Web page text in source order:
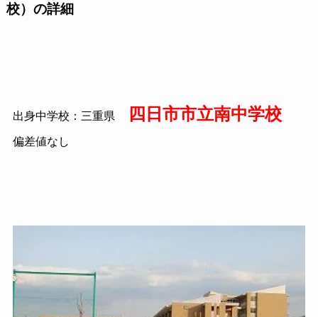
校）の詳細
出身中学校：三重県 四日市市立南中学校
偏差値なし